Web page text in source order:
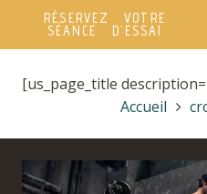
RÉSERVEZ VOTRE
SÉANCE D'ESSAI
[us_page_title
Accueil